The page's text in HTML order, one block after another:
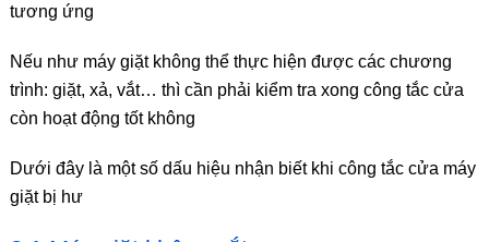
tương ứng
Nếu như máy giặt không thể thực hiện được các chương
trình: giặt, xả, vắt… thì cần phải kiểm tra xong công tắc cửa
còn hoạt động tốt không
Dưới đây là một số dấu hiệu nhận biết khi công tắc cửa máy
giặt bị hư